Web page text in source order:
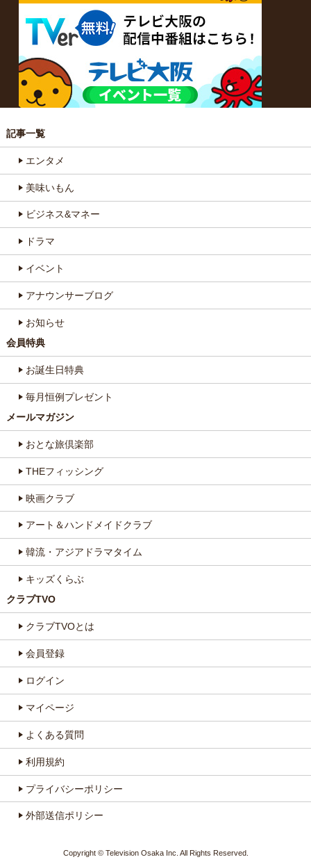
記事一覧
エンタメ
美味いもん
ビジネス&マネー
ドラマ
イベント
アナウンサーブログ
お知らせ
会員特典
お誕生日特典
毎月恒例プレゼント
メールマガジン
おとな旅倶楽部
THEフィッシング
映画クラブ
アート＆ハンドメイドクラブ
韓流・アジアドラマタイム
キッズくらぶ
クラブTVO
クラブTVOとは
会員登録
ログイン
マイページ
よくある質問
利用規約
プライバシーポリシー
外部送信ポリシー
Copyright © Television Osaka Inc. All Rights Reserved.